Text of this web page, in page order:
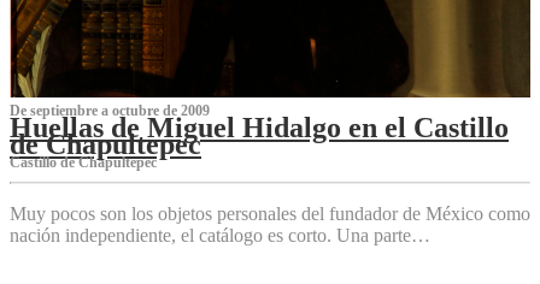
De septiembre a octubre de 2009
Huellas de Miguel Hidalgo en el Castillo
de Chapultepec
Castillo de Chapultepec
Muy pocos son los objetos personales del fundador de México como
nación independiente, el catálogo es corto. Una parte…